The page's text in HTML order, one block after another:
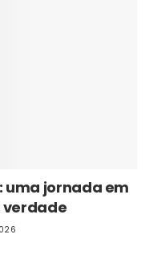
uma jornada em
verdade